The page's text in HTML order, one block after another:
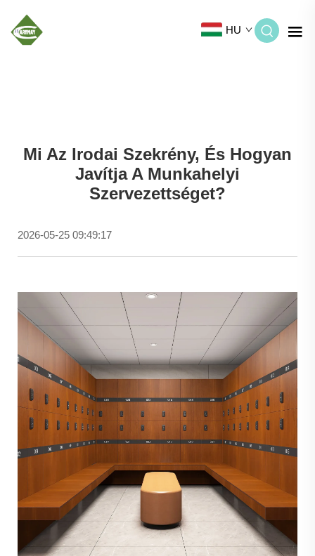
HU
Mi Az Irodai Szekrény, És Hogyan
Javítja A Munkahelyi
Szervezettséget?
2026-05-25 09:49:17